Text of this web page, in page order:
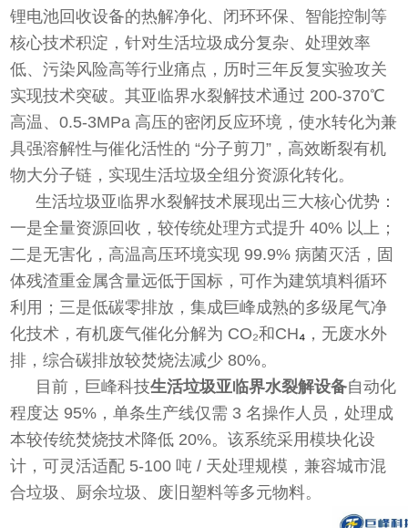
锂电池回收设备的热解净化、闭环环保、智能控制等
核心技术积淀，针对生活垃圾成分复杂、处理效率
低、污染风险高等行业痛点，历时三年反复实验攻关
实现技术突破。其亚临界水裂解技术通过 200-370℃
高温、0.5-3MPa 高压的密闭反应环境，使水转化为兼
具强溶解性与催化活性的 “分子剪刀”，高效断裂有机
物大分子链，实现生活垃圾全组分资源化转化。
生活垃圾亚临界水裂解技术展现出三大核心优势：
一是全量资源回收，较传统处理方式提升 40% 以上；
二是无害化，高温高压环境实现 99.9% 病菌灭活，固
体残渣重金属含量远低于国标，可作为建筑填料循环
利用；三是低碳零排放，集成巨峰成熟的多级尾气净
化技术，有机废气催化分解为 CO₂和CH₄ ，无废水外
排，综合碳排放较焚烧法减少 80%。
目前，巨峰科技生活垃圾亚临界水裂解设备自动化
程度达 95%，单条生产线仅需 3 名操作人员，处理成
本较传统焚烧技术降低 20%。该系统采用模块化设
计，可灵活适配 5-100 吨 / 天处理规模，兼容城市混
合垃圾、厨余垃圾、废旧塑料等多元物料。